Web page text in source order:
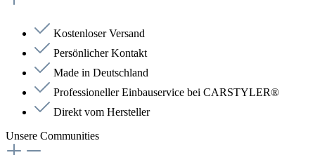
Kostenloser Versand
Persönlicher Kontakt
Made in Deutschland
Professioneller Einbauservice bei CARSTYLER®
Direkt vom Hersteller
Unsere Communities